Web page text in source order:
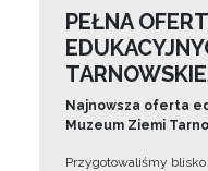
PEŁNA
Najnowsza oferta
Muzeum Ziemi
Przygotowaliśmy